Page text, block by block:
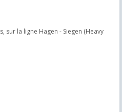
sur la ligne Hagen - Siegen (Heavy